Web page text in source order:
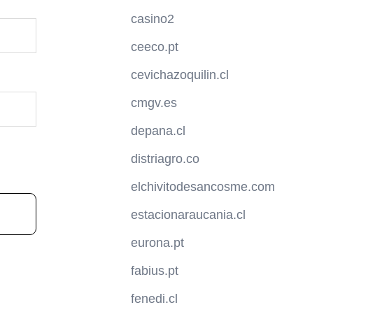
casino2
ceeco.pt
cevichazoquilin.cl
cmgv.es
depana.cl
distriagro.co
elchivitodesancosme.com
estacionaraucania.cl
eurona.pt
fabius.pt
fenedi.cl